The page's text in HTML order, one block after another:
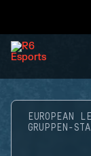
EUROPEAN
GRUPPEN-